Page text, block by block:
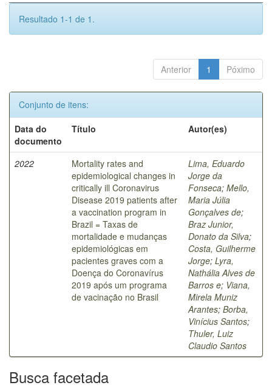
Resultado 1-1 de 1.
Anterior 1 Póximo
Conjunto de itens:
Data do
documento
Título Autor(es)
2022
Mortality rates and
epidemiological changes in
critically ill Coronavirus
Disease 2019 patients after
a vaccination program in
Brazil = Taxas de
mortalidade e mudanças
epidemiológicas em
pacientes graves com a
Doença do Coronavírus
2019 após um programa
de vacinação no Brasil
Lima, Eduardo
Jorge da
Fonseca; Mello,
Maria Júlia
Gonçalves de;
Braz Junior,
Donato da Silva;
Costa, Guilherme
Jorge; Lyra,
Nathália Alves de
Barros e; Viana,
Mirela Muniz
Arantes; Borba,
Vinícius Santos;
Thuler, Luiz
Claudio Santos
Busca facetada